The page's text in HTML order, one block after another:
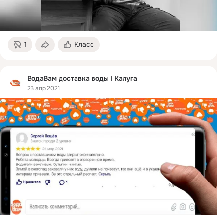
1 Класс
ВодаВам доставка воды I Калуга
23 апр 2021